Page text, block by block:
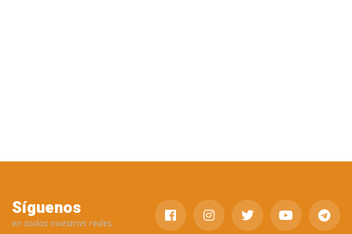
Síguenos
en todas nuestras redes